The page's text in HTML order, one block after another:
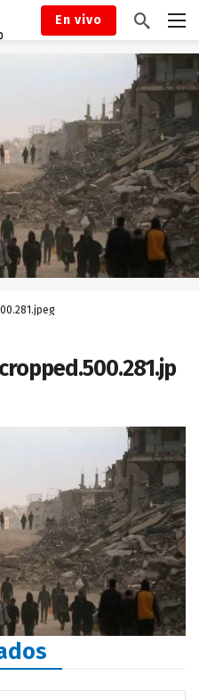
En vivo